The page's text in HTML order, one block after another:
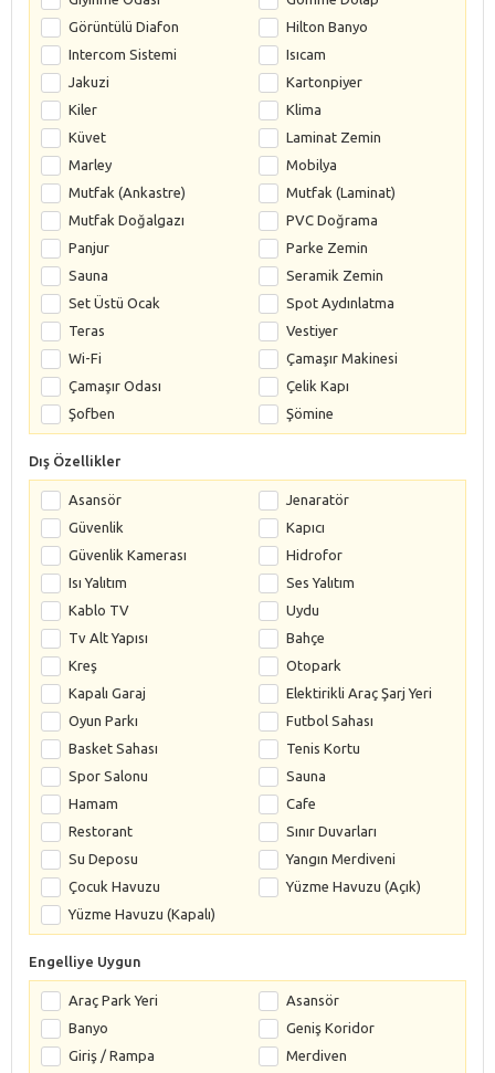
Görüntülü Diafon
Hilton Banyo
Intercom Sistemi
Isıcam
Jakuzi
Kartonpiyer
Kiler
Klima
Küvet
Laminat Zemin
Marley
Mobilya
Mutfak (Ankastre)
Mutfak (Laminat)
Mutfak Doğalgazı
PVC Doğrama
Panjur
Parke Zemin
Sauna
Seramik Zemin
Set Üstü Ocak
Spot Aydınlatma
Teras
Vestiyer
Wi-Fi
Çamaşır Makinesi
Çamaşır Odası
Çelik Kapı
Şofben
Şömine
Dış Özellikler
Asansör
Jenaratör
Güvenlik
Kapıcı
Güvenlik Kamerası
Hidrofor
Isı Yalıtım
Ses Yalıtım
Kablo TV
Uydu
Tv Alt Yapısı
Bahçe
Kreş
Otopark
Kapalı Garaj
Elektirikli Araç Şarj Yeri
Oyun Parkı
Futbol Sahası
Basket Sahası
Tenis Kortu
Spor Salonu
Sauna
Hamam
Cafe
Restorant
Sınır Duvarları
Su Deposu
Yangın Merdiveni
Çocuk Havuzu
Yüzme Havuzu (Açık)
Yüzme Havuzu (Kapalı)
Engelliye Uygun
Araç Park Yeri
Asansör
Banyo
Geniş Koridor
Giriş / Rampa
Merdiven